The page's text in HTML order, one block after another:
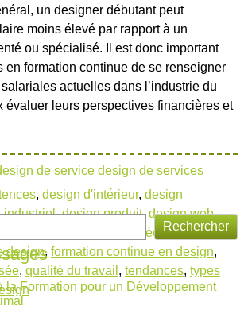
un designer débutant peut
moins élevé par rapport à un
ou spécialisé. Il est donc important
en formation continue de se renseigner
actuelles dans l’industrie du
évaluer leurs perspectives financières et
de service design de services
, design d'intérieur, design
industriel,design produit,design web,
durée de formation
design, formation continue en design,
, qualité du travail , tendances, types
Rechercher
la Formation pour un Développement